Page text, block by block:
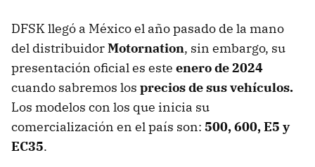
DFSK llegó a México el año pasado de la mano
del distribuidorMotornation, sin embargo, su
presentación oficial es este enero de 2024
cuando sabremos los precios de sus vehículos.
Los modelos con los que inicia su
comercialización en el país son: 500, 600, E5 y
EC35.